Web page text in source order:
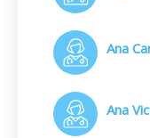
Ana
Ana